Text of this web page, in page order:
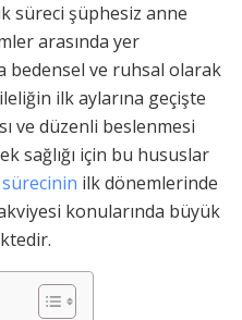
süreci şüphesiz anne
arasında yer
bedensel ve ruhsal olarak
ilk aylarına geçişte
ve düzenli beslenmesi
sağlığı için bu hususlar
ilk dönemlerinde
konularında büyük